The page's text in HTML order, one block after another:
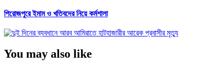
পিরোজপুরে ইমাম ও খতিবদের নিয়ে কর্মশালা
You may also like